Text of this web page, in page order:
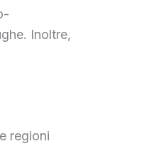
Inoltre,
regioni